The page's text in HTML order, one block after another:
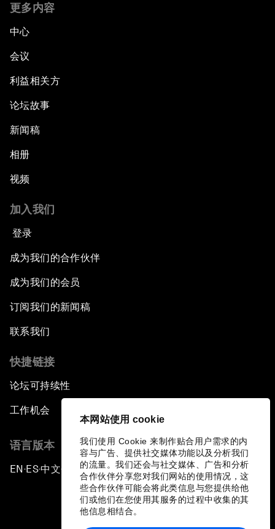
本网站使用 cookie
我们使用 Cookie 来制作贴合用户需求的内
容与广告、提供社交媒体功能以及分析我们
的流量。我们还会与社交媒体、广告和分析
合作伙伴分享您对我们网站的使用情况，这
些合作伙伴可能会将此类信息与您提供给他
们或他们在您使用其服务的过程中收集的其
他信息相结合。
更多内容
中心
会议
利益相关方
论坛故事
新闻稿
相册
视频
加入我们
登录
成为我们的合作伙伴
成为我们的会员
订阅我们的新闻稿
联系我们
快捷链接
论坛可持续性
工作机会
语言版本
EN ▪ES▪中文▪ 日本語